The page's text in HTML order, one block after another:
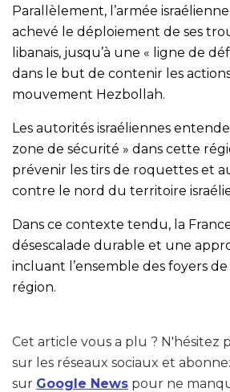
Parallèlement, l’armée
achevé le déploiement de ses
libanais, jusqu’à une « ligne de
dans le but de contenir les
mouvement Hezbollah.
Les autorités israéliennes
zone de sécurité » dans cette
prévenir les tirs de roquettes et
contre le nord du territoire
Dans ce contexte tendu, la
désescalade durable et une
incluant l’ensemble des foyers
région.
Cet article vous a plu ? N'hésitez
sur les réseaux sociaux et
sur Google News pour ne